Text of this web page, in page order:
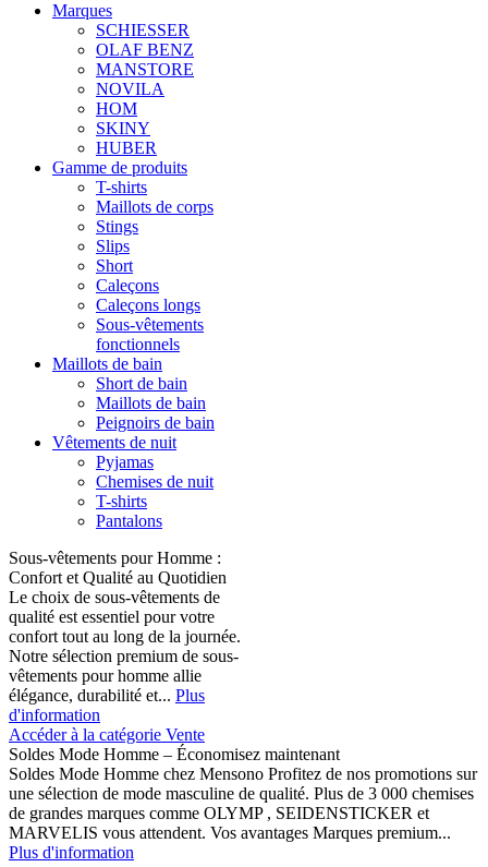
Marques
SCHIESSER
OLAF BENZ
MANSTORE
NOVILA
HOM
SKINY
HUBER
Gamme de produits
T-shirts
Maillots de corps
Stings
Slips
Short
Caleçons
Caleçons longs
Sous-vêtements
fonctionnels
Maillots de bain
Short de bain
Maillots de bain
Peignoirs de bain
Vêtements de nuit
Pyjamas
Chemises de nuit
T-shirts
Pantalons
Sous-vêtements pour Homme :
Confort et Qualité au Quotidien
Le choix de sous-vêtements de
qualité est essentiel pour votre
confort tout au long de la journée.
Notre sélection premium de sous-
vêtements pour homme allie
élégance, durabilité et... Plus
d'information
Accéder à la catégorie Vente
Soldes Mode Homme – Économisez maintenant
Soldes Mode Homme chez Mensono Profitez de nos promotions sur
une sélection de mode masculine de qualité. Plus de 3 000 chemises
de grandes marques comme OLYMP , SEIDENSTICKER et
MARVELIS vous attendent. Vos avantages Marques premium...
Plus d'information